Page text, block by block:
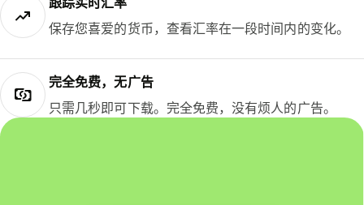
保存您喜爱的货币，查看汇率在一段时间内的变化。
完全免费，无广告
只需几秒即可下载。完全免费，没有烦人的广告。